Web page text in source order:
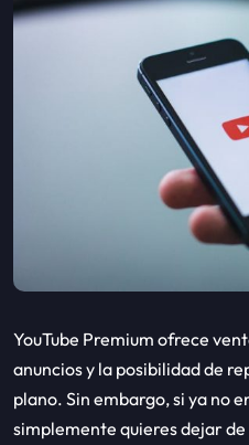
YouTube Premium ofrece
anuncios y la posibilidad de
plano. Sin embargo, si ya no
simplemente quieres dejar de